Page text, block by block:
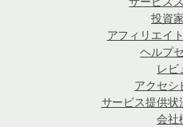
投資
アフィリエイ
ヘルプ
レビ
アクセシ
サービス提供状
会社